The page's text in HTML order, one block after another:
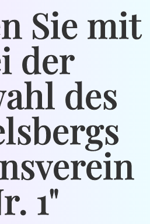
Sie mit
der
des
1"